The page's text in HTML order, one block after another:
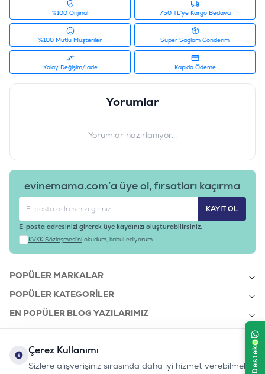
%100 Orijinal 750 TL'ye Kargo Bedava
%100 Mutlu Müşteriler Süper Sağlam Gönderim
Kolay Değişim/İade Kapıda Ödeme
Yorumlar
Yorumlar hazırlanıyor...
evinemama.com’a üye ol, fırsatları kaçırma
KAYIT OL
E-posta adresinizi girerek üye kaydınızı oluşturabilirsiniz.
KVKK Sözleşmesi'ni okudum, kabul ediyorum.
POPÜLER MARKALAR
POPÜLER KATEGORILER
EN POPÜLER BLOG YAZILARIMIZ
KURUMSAL
Çerez Kullanımı
Sizlere alışverişiniz sırasında daha iyi hizmet verebilmek